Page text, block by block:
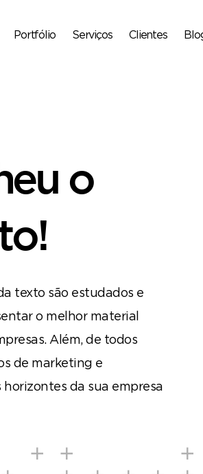
Portfólio Serviços Clientes
o
texto são estudados e
o melhor material
Além, de todos
de marketing e
da sua empresa